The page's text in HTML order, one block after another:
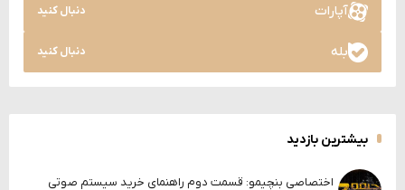
آپارات دنبال کنید
بله دنبال کنید
بیشترین بازدید
اختصاصی بنچیمو: قسمت دوم راهنمای خرید سیستم صوتی